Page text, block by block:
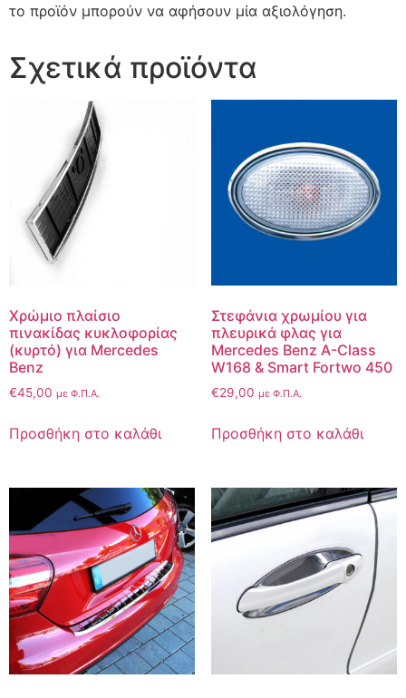
το προϊόν μπορούν να αφήσουν μία αξιολόγηση.
Σχετικά προϊόντα
Χρώμιο πλαίσιο
πινακίδας κυκλοφορίας
(κυρτό) για Mercedes
Benz
€45,00 με Φ.Π.Α.
Προσθήκη στο καλάθι
Στεφάνια χρωμίου για
πλευρικά φλας για
Mercedes Benz A-Class
W168 & Smart Fortwo 450
€29,00 με Φ.Π.Α.
Προσθήκη στο καλάθι